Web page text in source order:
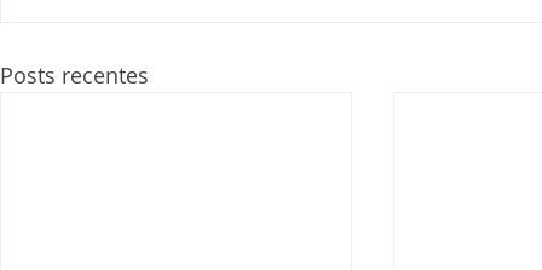
Posts recentes